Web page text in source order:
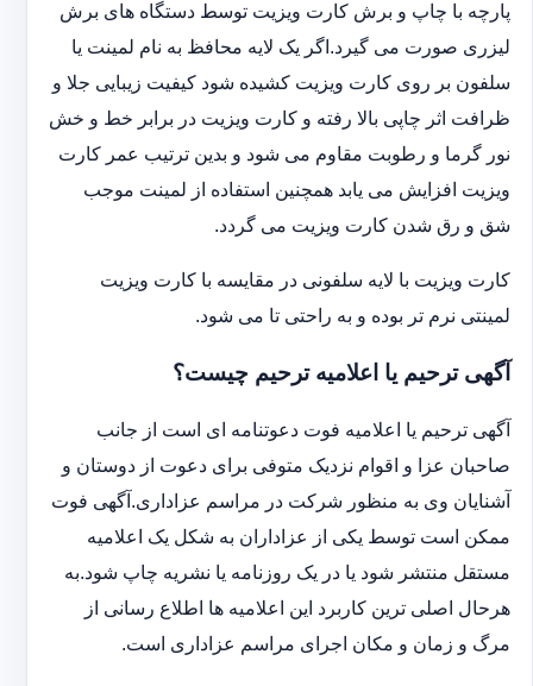
پارچه با چاپ و برش کارت ویزیت توسط دستگاه های برش
لیزری صورت می گیرد.اگر یک لایه محافظ به نام لمینت یا
سلفون بر روی کارت ویزیت کشیده شود کیفیت زیبایی جلا و
ظرافت اثر چاپی بالا رفته و کارت ویزیت در برابر خط و خش
نور گرما و رطوبت مقاوم می شود و بدین ترتیب عمر کارت
ویزیت افزایش می یابد همچنین استفاده از لمینت موجب
شق و رق شدن کارت ویزیت می گردد.
کارت ویزیت با لایه سلفونی در مقایسه با کارت ویزیت
لمینتی نرم تر بوده و به راحتی تا می شود.
آگهی ترحیم یا اعلامیه ترحیم چیست؟
آگهی ترحیم یا اعلامیه فوت دعوتنامه ای است از جانب
صاحبان عزا و اقوام نزدیک متوفی برای دعوت از دوستان و
آشنایان وی به منظور شرکت در مراسم عزاداری.آگهی فوت
ممکن است توسط یکی از عزاداران به شکل یک اعلامیه
مستقل منتشر شود یا در یک روزنامه یا نشریه چاپ شود.به
هرحال اصلی ترین کاربرد این اعلامیه ها اطلاع رسانی از
مرگ و زمان و مکان اجرای مراسم عزاداری است.